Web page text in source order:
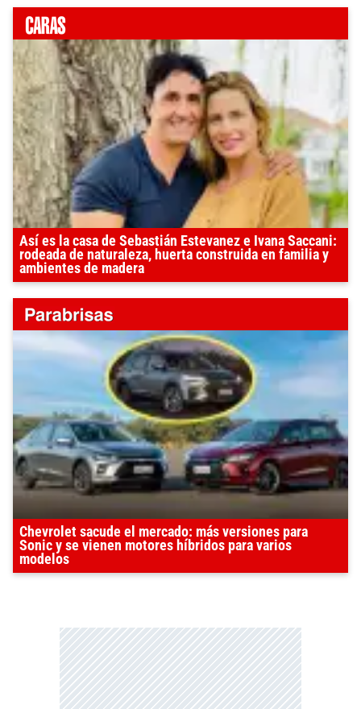
Así es la casa de Sebastián Estevanez e Ivana Saccani:
rodeada de naturaleza, huerta construida en familia y
ambientes de madera
Chevrolet sacude el mercado: más versiones para
Sonic y se vienen motores híbridos para varios
modelos